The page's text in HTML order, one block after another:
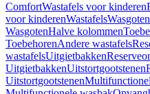
ComfortWastafels voor kinderen
voor kinderenWastafelsWasgoten
WasgotenHalve kolommen
ToebehorenAndere wastafels
wastafelsUitgietbakken
UitgietbakkenUitstortgootstenen
Uitstortgootstenen